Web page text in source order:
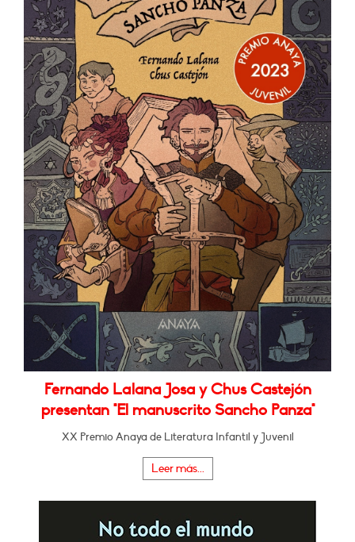
Fernando Lalana Josa y Chus Castejón
presentan "El manuscrito Sancho Panza"
XX Premio Anaya de Literatura Infantil y Juvenil
Leer más...